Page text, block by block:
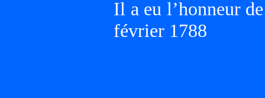
Il a eu l’honneur
février 1788